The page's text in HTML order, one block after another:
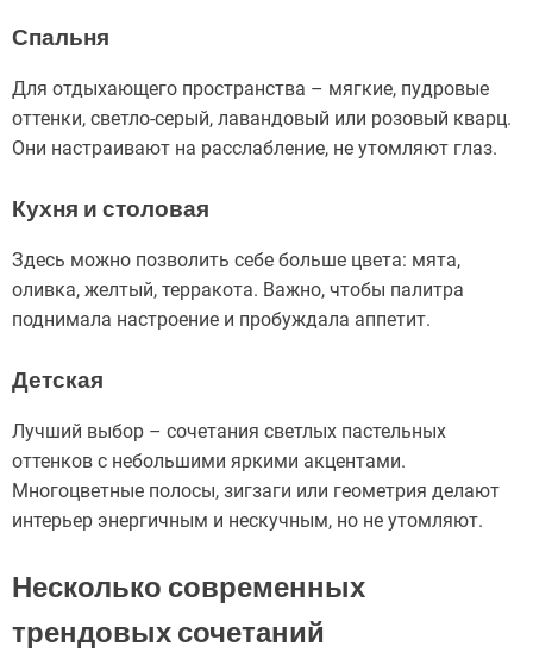
Спальня
Для отдыхающего пространства – мягкие, пудровые
оттенки, светло-серый, лавандовый или розовый кварц.
Они настраивают на расслабление, не утомляют глаз.
Кухня и столовая
Здесь можно позволить себе больше цвета: мята,
оливка, желтый, терракота. Важно, чтобы палитра
поднимала настроение и пробуждала аппетит.
Детская
Лучший выбор – сочетания светлых пастельных
оттенков с небольшими яркими акцентами.
Многоцветные полосы, зигзаги или геометрия делают
интерьер энергичным и нескучным, но не утомляют.
Несколько современных
трендовых сочетаний